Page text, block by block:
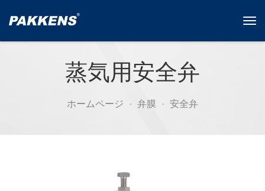
蒸気用安全弁
ホームページ 弁膜 安全弁